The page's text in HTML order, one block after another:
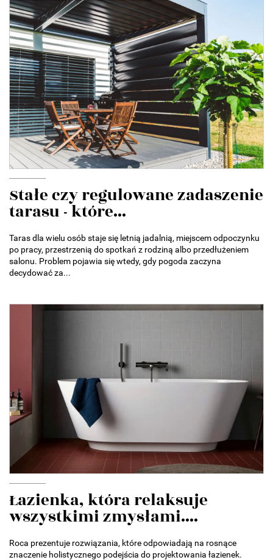
Stałe czy regulowane zadaszenie
tarasu - które...
Taras dla wielu osób staje się letnią jadalnią, miejscem odpoczynku
po pracy, przestrzenią do spotkań z rodziną albo przedłużeniem
salonu. Problem pojawia się wtedy, gdy pogoda zaczyna
decydować za...
Łazienka, która relaksuje
wszystkimi zmysłami....
Roca prezentuje rozwiązania, które odpowiadają na rosnące
znaczenie holistycznego podejścia do projektowania łazienek.